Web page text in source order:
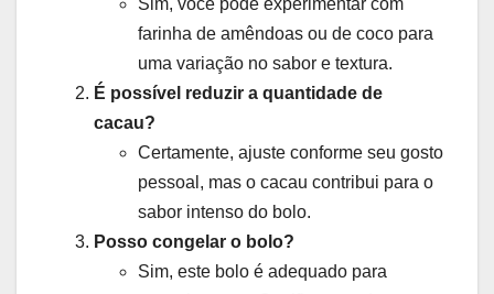
Sim, você pode experimentar com
farinha de amêndoas ou de coco para
uma variação no sabor e textura.
É possível reduzir a quantidade de
cacau?
Certamente, ajuste conforme seu gosto
pessoal, mas o cacau contribui para o
sabor intenso do bolo.
Posso congelar o bolo?
Sim, este bolo é adequado para